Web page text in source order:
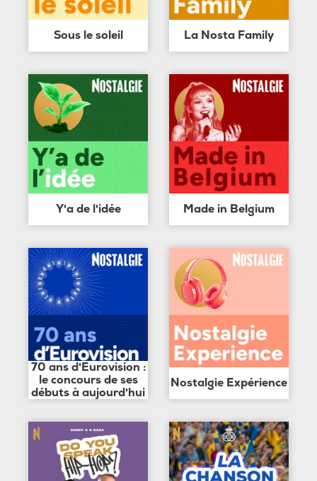
Sous le soleil La Nosta Family
Y'a de l'idée Made in Belgium
70 ans d'Eurovision :
le concours de ses
débuts à aujourd'hui
Nostalgie Expérience